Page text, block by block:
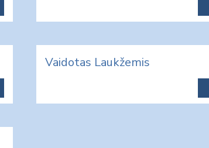
Vaidotas Laukžemis